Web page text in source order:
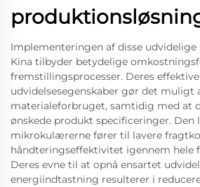
Implementeringen af disse
Kina tilbyder betydelige
fremstillingsprocesser. Deres effektive
udvidelsesegenskaber gør det muligt
materialeforbruget, samtidig med at
ønskede produkt specificeringer. Den
mikrokulærerne fører til lavere
håndteringseffektivitet igennem hele
Deres evne til at opnå ensartet
energiindtastning resulterer i